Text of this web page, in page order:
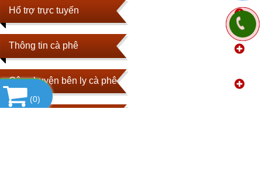
Hổ trợ trực tuyến
Thông tin cà phê
Câu chuyện bên ly cà phê
(0)